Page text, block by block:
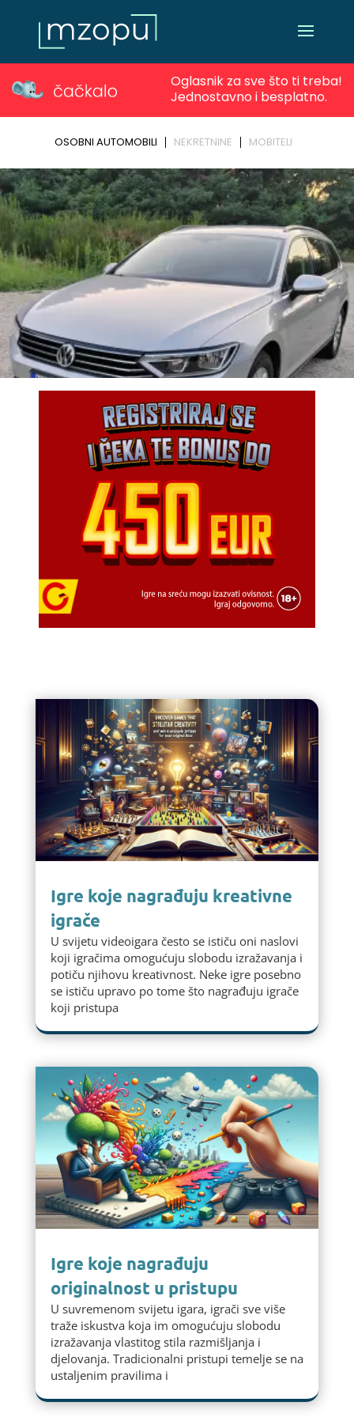
Igre koje nagrađuju kreativne
igrače
U svijetu videoigara često se ističu oni naslovi
koji igračima omogućuju slobodu izražavanja i
potiču njihovu kreativnost. Neke igre posebno
se ističu upravo po tome što nagrađuju igrače
koji pristupa
Igre koje nagrađuju
originalnost u pristupu
U suvremenom svijetu igara, igrači sve više
traže iskustva koja im omogućuju slobodu
izražavanja vlastitog stila razmišljanja i
djelovanja. Tradicionalni pristupi temelje se na
ustaljenim pravilima i